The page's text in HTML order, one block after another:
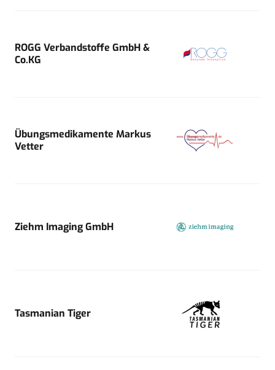
ROGG Verbandstoffe GmbH &
Co.KG
Übungsmedikamente Markus
Vetter
Ziehm Imaging GmbH
Tasmanian Tiger